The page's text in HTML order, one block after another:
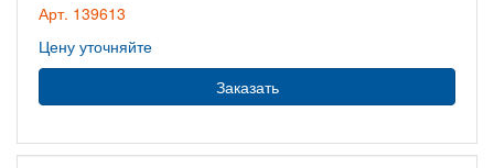
Арт. 139613
Цену уточняйте
Заказать